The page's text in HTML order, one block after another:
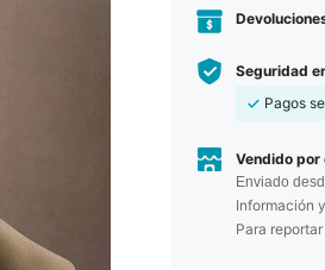
Seguridad
Pagos
Vendido por
Enviado
Información
Para